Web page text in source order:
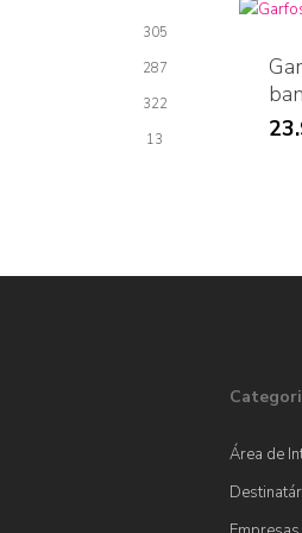
305
287
322
13
Área de